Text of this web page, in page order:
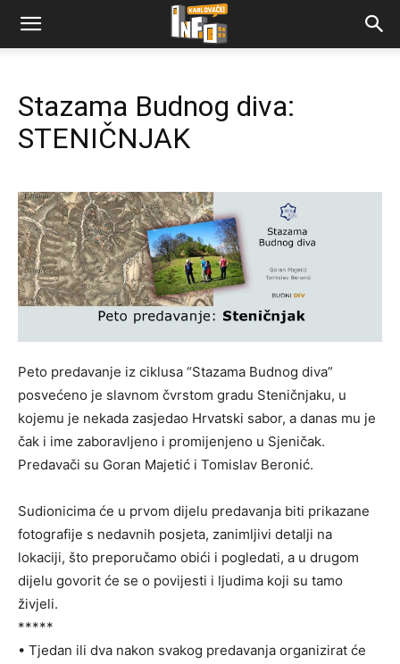
Stazama Budnog diva:
STENIČNJAK
Peto predavanje iz ciklusa “Stazama Budnog diva”
posvećeno je slavnom čvrstom gradu Steničnjaku, u
kojemu je nekada zasjedao Hrvatski sabor, a danas mu je
čak i ime zaboravljeno i promijenjeno u Sjeničak.
Predavači su Goran Majetić i Tomislav Beronić.
Sudionicima će u prvom dijelu predavanja biti prikazane
fotografije s nedavnih posjeta, zanimljivi detalji na
lokaciji, što preporučamo obići i pogledati, a u drugom
dijelu govorit će se o povijesti i ljudima koji su tamo
živjeli.
*****
• Tjedan ili dva nakon svakog predavanja organizirat će